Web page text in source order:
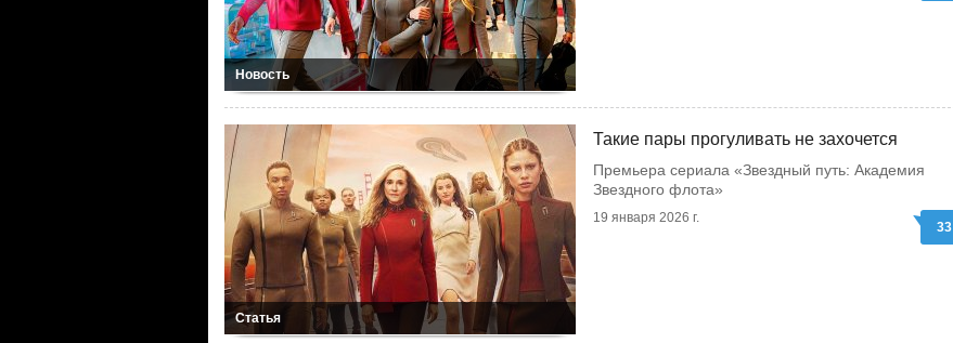
Новость
Статья
Такие пары прогуливать не захочется
Премьера сериала «Звездный путь: Академия
Звездного флота»
19 января 2026 г.
33